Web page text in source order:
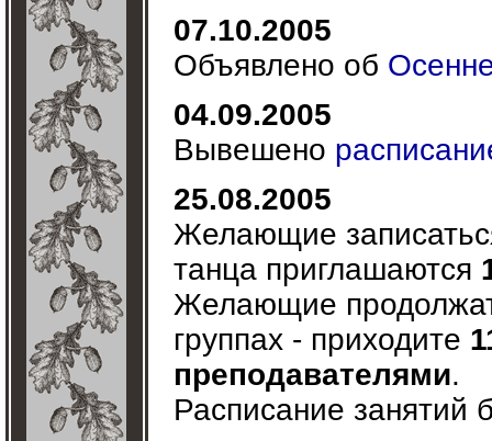
07.10.2005
Объявлено об
04.09.2005
Вывешено
25.08.2005
Желающие
танца приглашаются
Желающие
группах - приходите
преподавателями.
Расписание занятий